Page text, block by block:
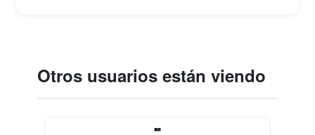
Otros usuarios están viendo